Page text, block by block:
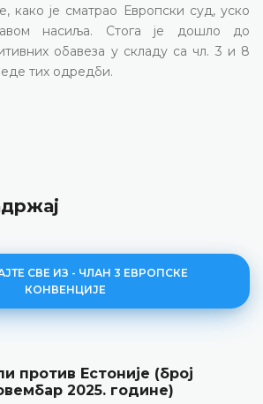
како је сматрао Европски суд, уско
насиља. Стога је дошло до
обавеза у складу са чл. 3 и 8
тих одредби.
СВЕ ИЗ - ЧЛАН 3 ЕВРОПСКЕ
КОНВЕНЦИЈЕ
и остали против Пољске
10. јули 2025. године)